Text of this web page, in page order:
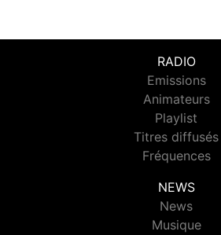
RADIO
Emissions
Animateurs
Playlist
Titres diffusés
Fréquences
NEWS
News
Musique